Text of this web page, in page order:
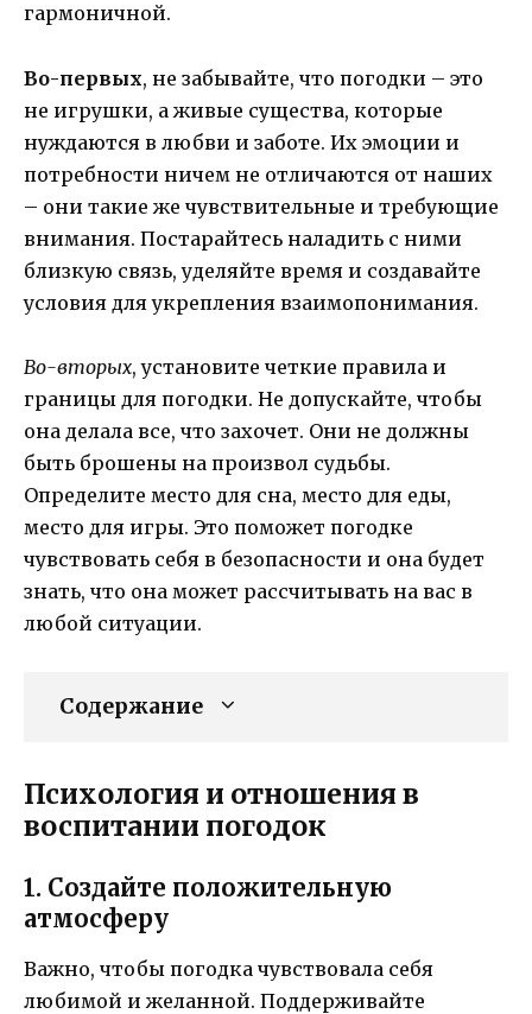
гармоничной.
Во-первых, не забывайте, что погодки – это
не игрушки, а живые существа, которые
нуждаются в любви и заботе. Их эмоции и
потребности ничем не отличаются от наших
– они такие же чувствительные и требующие
внимания. Постарайтесь наладить с ними
близкую связь, уделяйте время и создавайте
условия для укрепления взаимопонимания.
Во-вторых, установите четкие правила и
границы для погодки. Не допускайте, чтобы
она делала все, что захочет. Они не должны
быть брошены на произвол судьбы.
Определите место для сна, место для еды,
место для игры. Это поможет погодке
чувствовать себя в безопасности и она будет
знать, что она может рассчитывать на вас в
любой ситуации.
Содержание
Психология и отношения в
воспитании погодок
1. Создайте положительную
атмосферу
Важно, чтобы погодка чувствовала себя
любимой и желанной. Поддерживайте